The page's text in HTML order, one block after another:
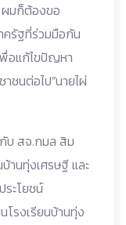
ผมก็ต้องขอ
รัฐที่ร่วมมือกัน
อแก้ไขปัญหา
ชนต่อไป⁣”นายไผ่
บ สจ.กมล สิม
านทุ่งเศรษฐี และ
ระโยชน์
รงเรียนบ้านทุ่ง